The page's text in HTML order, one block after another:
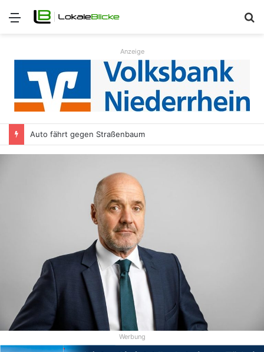
Menü
Anzeige
Auto fährt gegen Straßenbaum
Werbung